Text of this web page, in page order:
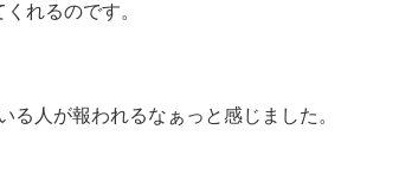
れるのです。
人が報われるなぁっと感じました。